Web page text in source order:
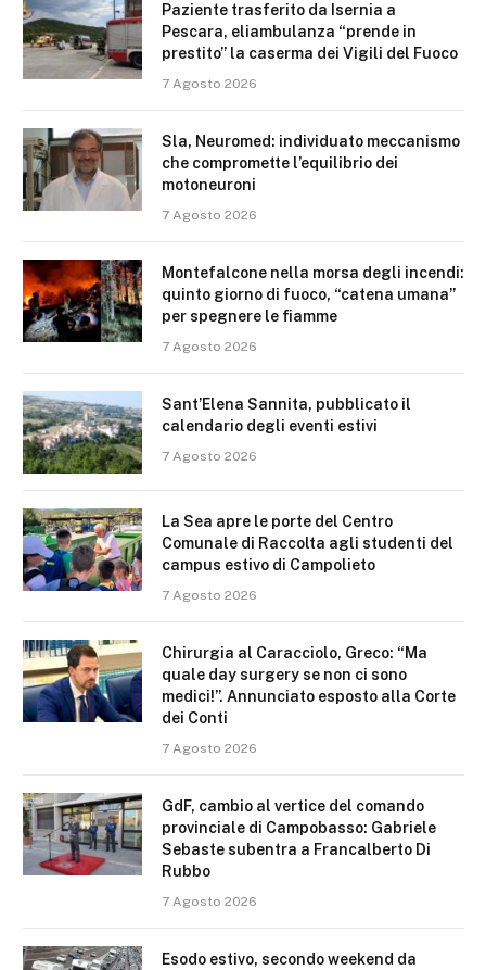
Paziente trasferito da Isernia a
Pescara, eliambulanza “prende in
prestito” la caserma dei Vigili del Fuoco
7 Agosto 2026
Sla, Neuromed: individuato meccanismo
che compromette l’equilibrio dei
motoneuroni
7 Agosto 2026
Montefalcone nella morsa degli incendi:
quinto giorno di fuoco, “catena umana”
per spegnere le fiamme
7 Agosto 2026
Sant’Elena Sannita, pubblicato il
calendario degli eventi estivi
7 Agosto 2026
La Sea apre le porte del Centro
Comunale di Raccolta agli studenti del
campus estivo di Campolieto
7 Agosto 2026
Chirurgia al Caracciolo, Greco: “Ma
quale day surgery se non ci sono
medici!”. Annunciato esposto alla Corte
dei Conti
7 Agosto 2026
GdF, cambio al vertice del comando
provinciale di Campobasso: Gabriele
Sebaste subentra a Francalberto Di
Rubbo
7 Agosto 2026
Esodo estivo, secondo weekend da